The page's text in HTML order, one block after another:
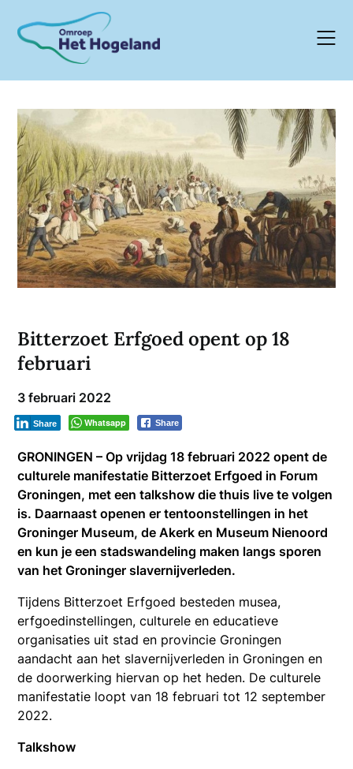
content
Bitterzoet Erfgoed opent op 18
februari
3 februari 2022
Whatsapp Share
Share
GRONINGEN – Op vrijdag 18 februari 2022 opent de
culturele manifestatie Bitterzoet Erfgoed in Forum
Groningen, met een talkshow die thuis live te volgen
is. Daarnaast openen er tentoonstellingen in het
Groninger Museum, de Akerk en Museum Nienoord
en kun je een stadswandeling maken langs sporen
van het Groninger slavernijverleden.
Tijdens Bitterzoet Erfgoed besteden musea,
erfgoedinstellingen, culturele en educatieve
organisaties uit stad en provincie Groningen
aandacht aan het slavernijverleden in Groningen en
de doorwerking hiervan op het heden. De culturele
manifestatie loopt van 18 februari tot 12 september
2022.
Talkshow